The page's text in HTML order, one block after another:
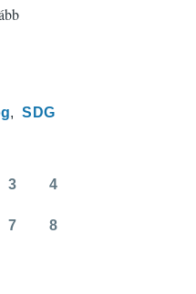
SDG
3 4
7 8